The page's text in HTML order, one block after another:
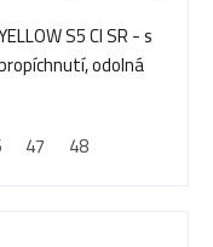
S5 CI SR - s
odolná
47 48